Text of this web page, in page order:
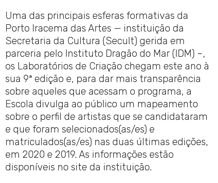
Uma das principais esferas formativas da
Porto Iracema das Artes — instituição da
Secretaria da Cultura (Secult) gerida em
parceria pelo Instituto Dragão do Mar (IDM) –,
os Laboratórios de Criação chegam este ano à
sua 9ª edição e, para dar mais transparência
sobre aqueles que acessam o programa, a
Escola divulga ao público um mapeamento
sobre o perfil de artistas que se candidataram
e que foram selecionados(as/es) e
matriculados(as/es) nas duas últimas edições,
em 2020 e 2019. As informações estão
disponíveis no site da instituição.